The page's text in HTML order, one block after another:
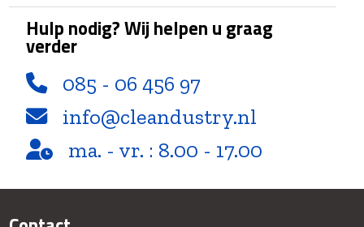
Hulp nodig? Wij helpen u graag
verder
085 - 06 456 97
info@cleandustry.nl
ma. - vr. : 8.00 - 17.00